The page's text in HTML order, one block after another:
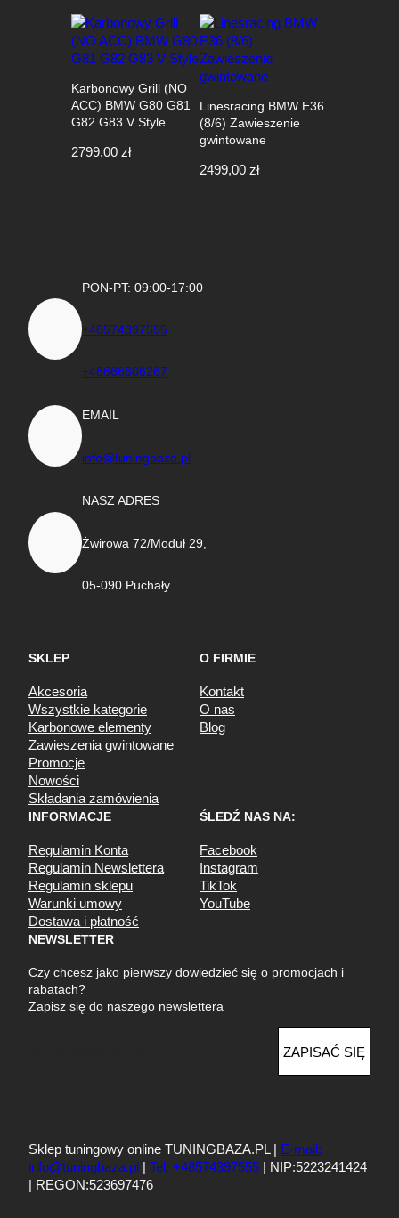
wynosiła:
2999,00 zł.
wynosi:
2699,00 zł.
Karbonowy Grill (NO
ACC) BMW G80 G81
G82 G83 V Style
2799,00 zł
Linesracing BMW E36
(8/6) Zawieszenie
gwintowane
2499,00 zł
PON-PT: 09:00-17:00
+48574397555
+48666606267
EMAIL
info@tuningbaza.pl
NASZ ADRES
Żwirowa 72/Moduł 29,
05-090 Puchały
SKLEP
Akcesoria
Wszystkie kategorie
Karbonowe elementy
Zawieszenia gwintowane
Promocje
Nowości
Składania zamówienia
O FIRMIE
Kontakt
O nas
Blog
INFORMACJE
Regulamin Konta
Regulamin Newslettera
Regulamin sklepu
Warunki umowy
Dostawa i płatność
ŚLEDŹ NAS NA:
Facebook
Instagram
TikTok
YouTube
NEWSLETTER
Czy chcesz jako pierwszy dowiedzieć się o promocjach i
rabatach?
Zapisz się do naszego newslettera
a
ZAPISAĆ SIĘ
Sklep tuningowy online TUNINGBAZA.PL |
E-mail:
info@tuningbaza.pl
Tel: +48574397555 | NIP:5223241424
| REGON:523697476